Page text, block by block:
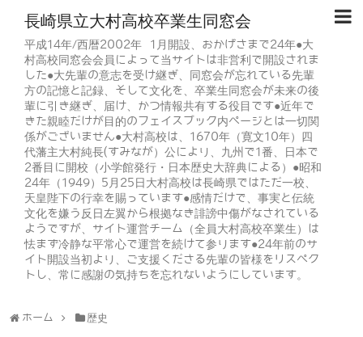
長崎県立大村高校卒業生同窓会
平成14年/西暦2002年 1月開設、おかげさまで24年●大
村高校同窓会会員によって当サイトは非営利で開設されま
した●大先輩の意志を受け継ぎ、同窓会が忘れている先輩
方の記憶と記録、そして文化を、卒業生同窓会が未来の後
輩に引き継ぎ、届け、かつ情報共有する役目です●近年で
きた親睦だけが目的のフェイスブック内ページとは一切関
係がございません●大村高校は、1670年（寛文10年）四
代藩主大村純長(すみなが）公により、九州で1番、日本で
2番目に開校（小学館発行・日本歴史大辞典による）●昭和
24年（1949）5月25日大村高校は長崎県ではただ一校、
天皇陛下の行幸を賜っています●感情だけで、事実と伝統
文化を嫌う反日左翼から根拠なき誹謗中傷がなされている
ようですが、サイト運営チーム（全員大村高校卒業生）は
怯まず冷静な平常心で運営を続けて参ります●24年前のサ
イト開設当初より、ご支援くださる先輩の皆様をリスペク
トし、常に感謝の気持ちを忘れないようにしています。
ホーム 歴史